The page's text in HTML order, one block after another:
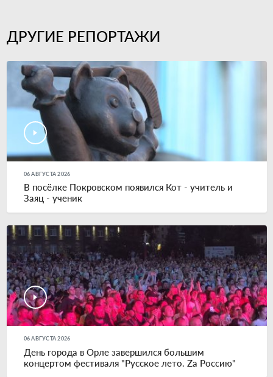
ДРУГИЕ РЕПОРТАЖИ
06 АВГУСТА 2026
В посёлке Покровском появился Кот - учитель и
Заяц - ученик
06 АВГУСТА 2026
День города в Орле завершился большим
концертом фестиваля "Русское лето. Zа Россию"